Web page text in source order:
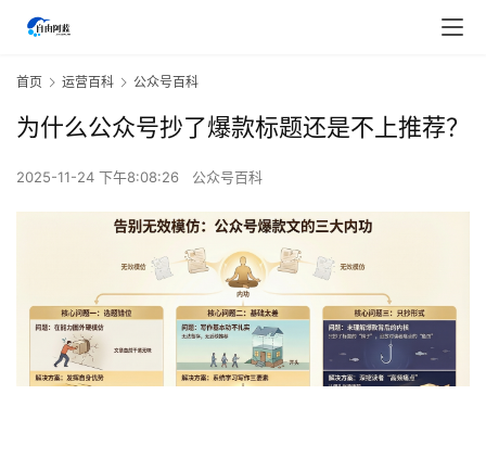
首页 运营百科 公众号百科
为什么公众号抄了爆款标题还是不上推荐？
2025-11-24 下午8:08:26 公众号百科